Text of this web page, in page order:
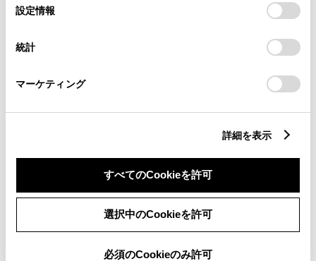
デバイスにすべてのCookie(クッキー)が保存されることに同
意したことになります。Cookie(クッキー)のオプトアウト、
設定の変更、同意を撤回したりするにあたっては、当社の
「Cookie（クッキー）情報の取り扱いについて
」をご覧くだ
設定情報
統計
マーケティング
詳細を表示
すべてのCookieを許可
選択中のCookieを許可
必須のCookieのみ許可
装備・オプション
車の種類、仕様により数値が複数ある場合とサスペンション形式などにより、ホイ
ールベースが左右で数値が異なる場合がございます。